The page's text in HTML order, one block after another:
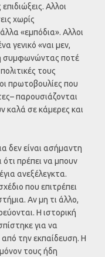
Αλλοι
χωρίς
«εμπόδια». Αλλοι
γενικό «ναι μεν,
συμφωνώντας ποτέ
τους
πρωτοβουλίες που
παρουσιάζονται
καλά σε κάμερες και
δεν είναι ασήμαντη
πρέπει να μπουν
ανεξέλεγκτα.
που επιτρέπει
Αν μη τι άλλο,
Η ιστορική
για να
από την εκπαίδευση. Η
τους ήδη